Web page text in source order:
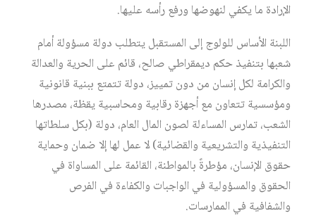
الإرادة ما يكفي لنهوضها ورفع رأسه عليها.
اللبنة الأساس للولوج إلى المستقبل يتطلب دولة مسؤولة أمام
شعبها بتنفيذ حكم ديمقراطي صالح، قائم على الحرية والعدالة
والكرامة لكل إنسان من دون تمييز، دولة تتمتع ببنية قانونية
ومؤسسية تتعاون مع أجهزة رقابية ومحاسبية يقظة، مصدرها
الشعب، تمارس المساءلة لصون المال العام، دولة (بكل سلطاتها
التنفيذية والتشريعية والقضائية) لا عمل لها إلا ضمان وحماية
حقوق الإنسان، مؤطرةً بالمواطنة، القائمة على المساواة في
الحقوق والمسؤولية في الواجبات والكفاءة في الفرص
والشفافية في الممارسات.